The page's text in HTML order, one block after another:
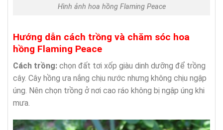
Hình ảnh hoa hồng Flaming Peace
Hướng dẫn cách trồng và chăm sóc hoa
hồng Flaming Peace
Cách trồng: chọn đất tơi xốp giàu dinh dưỡng để trồng
cây. Cây hồng ưa nắng chịu nước nhưng không chịu ngập
úng. Nên chọn trồng ở nơi cao ráo không bị ngập úng khi
mưa.